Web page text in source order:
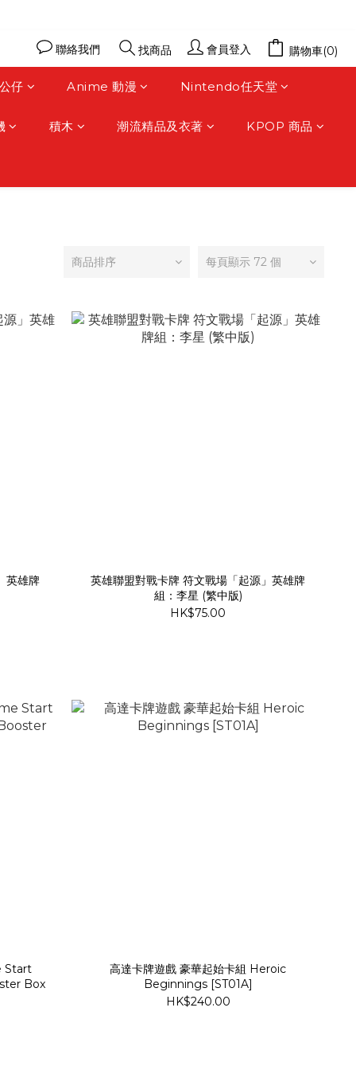
聯絡我們 找商品 會員登入 購物車(0)
仔 Anime 動漫 Nintendo任天堂
積木 潮流精品及衣著 KPOP 商品
商品排序 每頁顯示 72 個
英雄牌
英雄聯盟對戰卡牌 符文戰場「起源」英雄牌
組：李星 (繁中版)
HK$75.00
Start
Box
高達卡牌遊戲 豪華起始卡組 Heroic
Beginnings [ST01A]
HK$240.00